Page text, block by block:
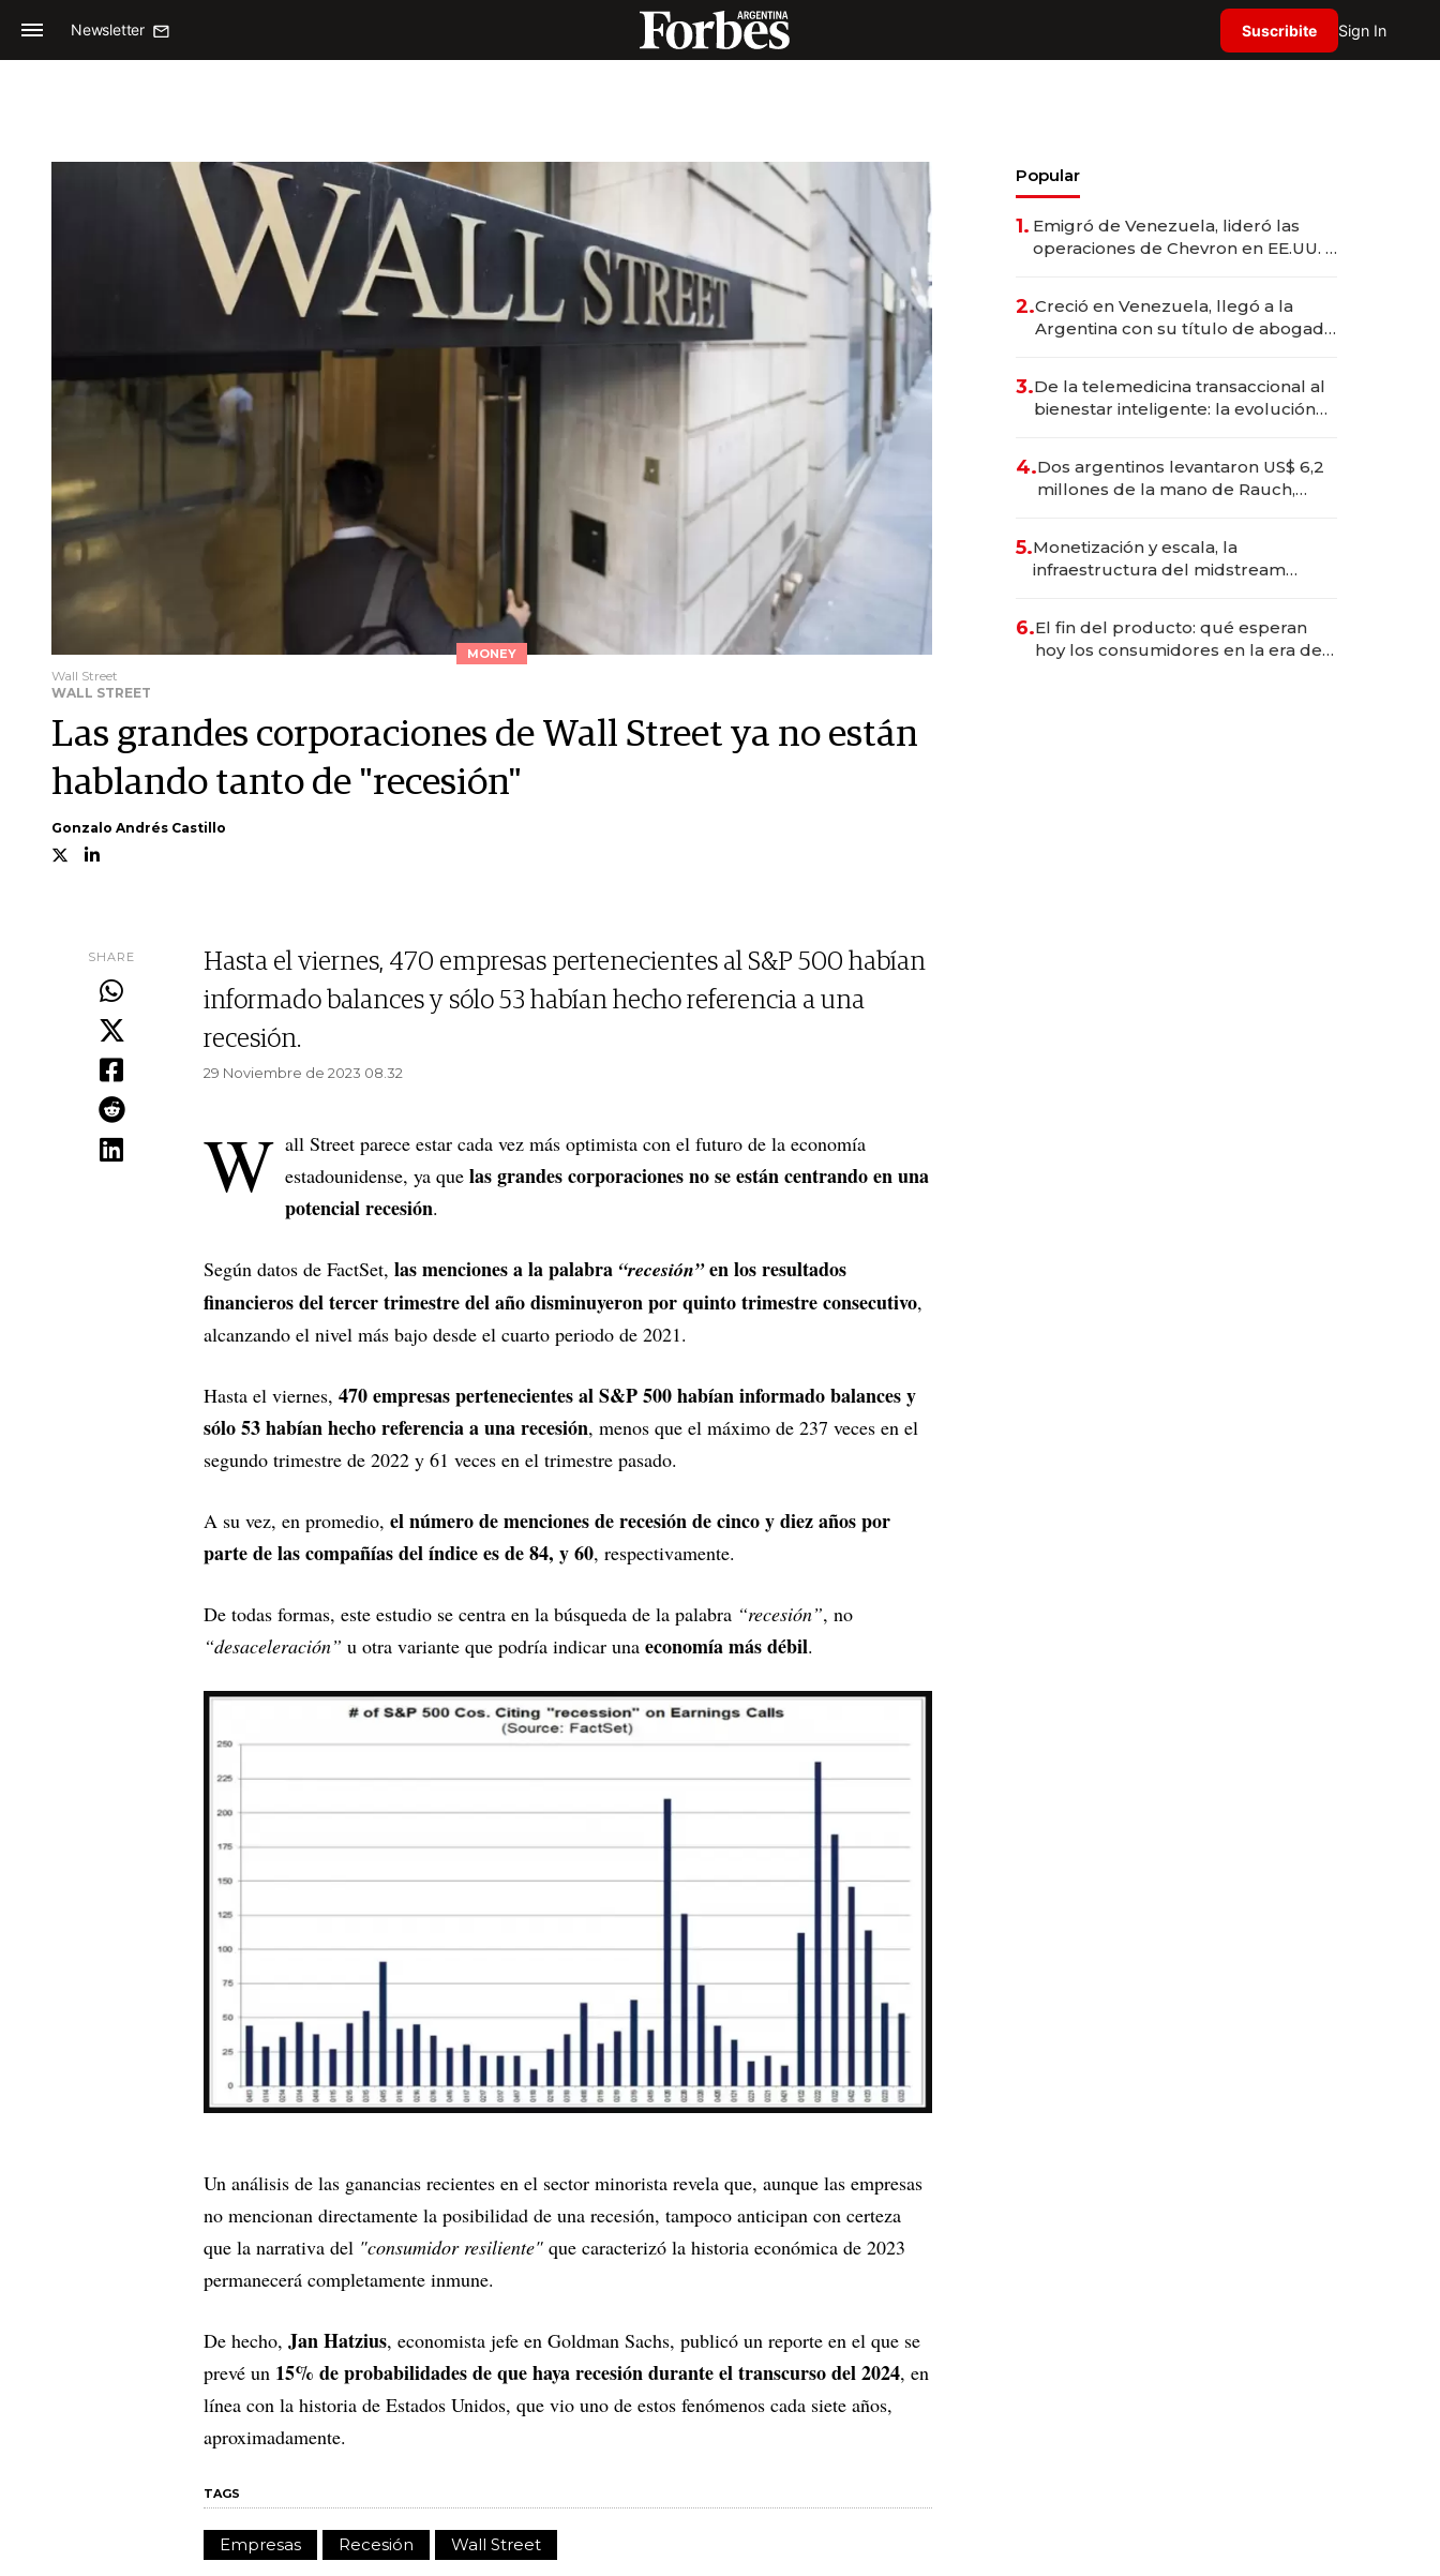
Newsletter Suscribite Sign In
MONEY
Wall Street
WALL STREET
Las grandes corporaciones de Wall Street ya no están
hablando tanto de "recesión"
Gonzalo Andrés Castillo
SHARE
Hasta el viernes, 470 empresas pertenecientes al S&P 500 habían
informado balances y sólo 53 habían hecho referencia a una
recesión.
29 Noviembre de 2023 08.32
W all Street parece estar cada vez más optimista con el futuro de la economía
estadounidense, ya que las grandes corporaciones no se están centrando en una
potencial recesión.
Según datos de FactSet, las menciones a la palabra “recesión”en los resultados
financieros del tercer trimestre del año disminuyeron por quinto trimestre consecutivo,
alcanzando el nivel más bajo desde el cuarto periodo de 2021.
Hasta el viernes, 470 empresas pertenecientes al S&P 500 habían informado balances y
sólo 53 habían hecho referencia a una recesión, menos que el máximo de 237 veces en el
segundo trimestre de 2022 y 61 veces en el trimestre pasado.
A su vez, en promedio, el número de menciones de recesión de cinco y diez años por
parte de las compañías del índice es de 84, y 60, respectivamente.
De todas formas, este estudio se centra en la búsqueda de la palabra “recesión”, no
“desaceleración” u otra variante que podría indicar una economía más débil.
Un análisis de las ganancias recientes en el sector minorista revela que, aunque las empresas
no mencionan directamente la posibilidad de una recesión, tampoco anticipan con certeza
que la narrativa del "consumidor resiliente" que caracterizó la historia económica de 2023
permanecerá completamente inmune.
De hecho, Jan Hatzius, economista jefe en Goldman Sachs, publicó un reporte en el que se
prevé un 15% de probabilidades de que haya recesión durante el transcurso del 2024, en
línea con la historia de Estados Unidos, que vio uno de estos fenómenos cada siete años,
aproximadamente.
TAGS
Empresas Recesión Wall Street
Popular
1. Emigró de Venezuela, lideró las
operaciones de Chevron en EE.UU. y
2.Creció en Venezuela, llegó a la
Argentina con su título de abogado
marcas "fast premium"
3.De la telemedicina transaccional al
bienestar inteligente: la evolución
4.Dos argentinos levantaron US$ 6,2
millones de la mano de Rauch,
5.Monetización y escala, la
infraestructura del midstream
6.El fin del producto: qué esperan
hoy los consumidores en la era de